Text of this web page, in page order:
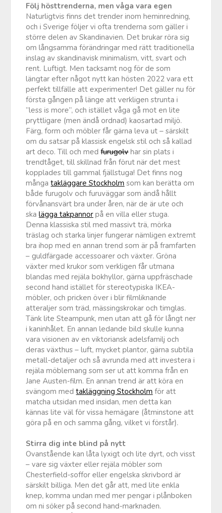
Följ hösttrenderna, men våga vara egen
Naturligtvis finns det trender inom heminredning,
och i Sverige följer vi ofta trenderna som gäller i
större delen av Skandinavien. Det brukar röra sig
om långsamma förändringar med rätt traditionella
inslag av skandinavisk minimalism, vitt, svart och
rent. Luftigt. Men tacksamt nog för de som
längtar efter något nytt kan hösten 2022 vara ett
perfekt tillfälle att experimenter! Det gäller nu för
första gången på länge att verkligen strunta i
”less is more”, och istället våga gå mot en lite
pryttligare (men ändå ordnad) kaosartad miljö.
Färg, form och möbler får gärna leva ut – särskilt
om du satsar på klassisk engelsk stil och så kallad
art deco. Till och medfurugolvhar sin plats i
trendtåget, till skillnad från förut när det mest
kopplades till gammal fjällstuga! Det finns nog
mångatakläggare Stockholm som kan berätta om
både furugolv och furuväggar som ändå hållt
förvånansvärt bra under åren, när de är ute och
skalägga takpannor på en villa eller stuga.
Denna klassiska stil med massivt trä, mörka
träslag och starka linjer fungerar nämligen extremt
bra ihop med en annan trend som är på framfarten
– guldfärgade accessoarer och växter. Gröna
växter med krukor som verkligen får utmana
blandas med rejäla bokhyllor, gärna uppfräschade
second hand istället för stereotypiska IKEA-
möbler, och pricken över i blir filmliknande
atteraljer som träd, mässingskrokar och timglas.
Tänk lite Steampunk, men utan att gå för långt ner
i kaninhålet. En annan ledande bild skulle kunna
vara visionen av en viktoriansk adelsfamilj och
deras växthus – luft, mycket plantor, gärna subtila
metall-detaljer och så avrunda med att investera i
rejäla möblemang som ser ut att komma från en
Jane Austen-film. En annan trend är att köra en
svängom medtakläggning Stockholm för att
matcha utsidan med insidan, men detta kan
kännas lite väl för vissa hemägare (åtminstone att
göra på en och samma gång, vilket vi förstår).
Stirra dig inte blind på nytt
Ovanstående kan låta lyxigt och lite dyrt, och visst
– vare sig växter eller rejäla möbler som
Chesterfield-soffor eller engelska skrivbord är
särskilt billiga. Men det går att, med lite enkla
knep, komma undan med mer pengar i plånboken
om ni söker på second hand-marknaden.